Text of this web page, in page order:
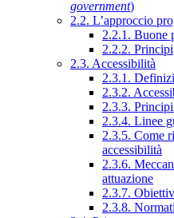
government)
2.2. L’approccio
2.2.1. Buone
2.2.2. Principi
2.3. Accessibilità
2.3.1.
2.3.2.
2.3.3.
2.3.4. Linee
2.3.5. Come
accessibilità
2.3.6.
attuazione
2.3.7.
2.3.8.